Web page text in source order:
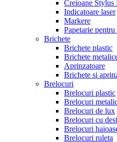
Creioane Stylus
Indicatoare laser
Markere
Papetarie
Brichete
Brichete plastic
Brichete
Aprinzatoare
Brichete si
Brelocuri
Brelocuri plastic
Brelocuri
Brelocuri de lux
Brelocuri cu
Brelocuri
Brelocuri ruleta